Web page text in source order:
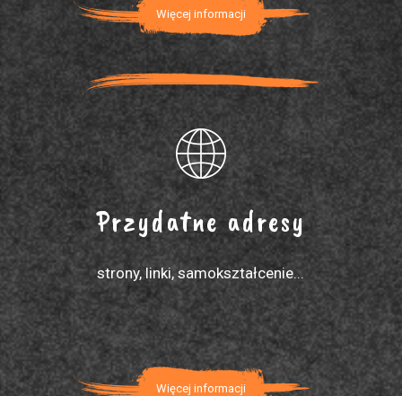
Więcej informacji
Przydatne adresy
strony, linki, samokształcenie...
Więcej informacji